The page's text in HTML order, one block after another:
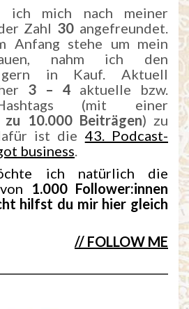
ich mich nach meiner
Zahl 30 angefreundet.
Anfang stehe um mein
nahm ich den
gern in Kauf. Aktuell
3 – 4 aktuelle bzw.
(mit einer
10.000 Beiträgen) zu
ist die 43. Podcast-
business.
ich natürlich die
1.000 Follower:innen
hilfst du mir hier gleich
// FOLLOW ME